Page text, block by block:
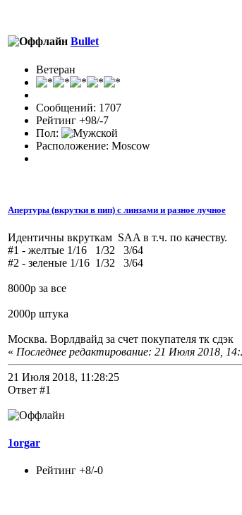
Bullet
Ветеран
Сообщений: 1707
Рейтинг +98/-7
Пол:
Расположение: Moscow
Апертуры (вкрутки в пип) с линзами и разное лучное
Идентичны вкруткам SAA в т.ч. по качеству.
#1 - желтые 1/16 1/32 3/64
#2 - зеленые 1/16 1/32 3/64
8000р за все
2000р штука
Москва. Ворлдвайд за счет покупателя тк сдэк
« Последнее редактирование: 21 Июля 2018,
21 Июля 2018, 11:28:25
Ответ #1
1orgar
Рейтинг +8/-0